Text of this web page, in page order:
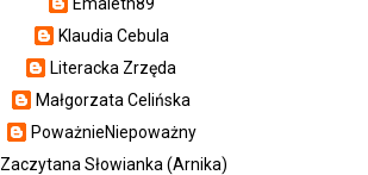
Klaudia Cebula
Literacka Zrzęda
Małgorzata Celińska
PoważnieNiepoważny
Zaczytana Słowianka (Arnika)